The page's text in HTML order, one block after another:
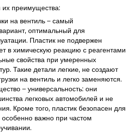
преимущества:
на вентиль – самый
оптимальный для
Пластик не подвержен
в химическую реакцию с реагентами
свойства при умеренных
Такие детали легкие, не создают
на вентиль и легко заменяются.
– универсальность: они
легковых автомобилей и не
Кроме того, пластик безопасен для
особенно важно при частом